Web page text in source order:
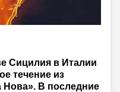
Сицилия в Италии
течение из
Нова». В последние